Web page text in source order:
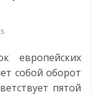
европейских
собой оборот
пятой